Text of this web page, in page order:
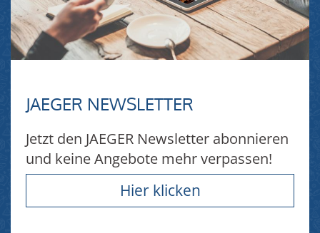
JAEGER NEWSLETTER
Jetzt den JAEGER Newsletter abonnieren
und keine Angebote mehr verpassen!
Hier klicken